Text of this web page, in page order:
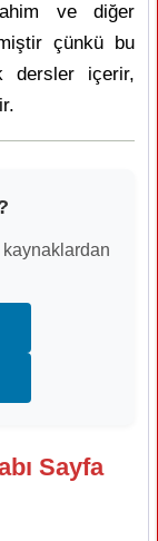
ve diğer
çünkü bu
dersler içerir,
kaynaklardan
Sayfa